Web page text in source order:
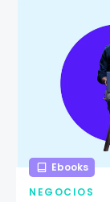
Ebooks
NEGOCIOS